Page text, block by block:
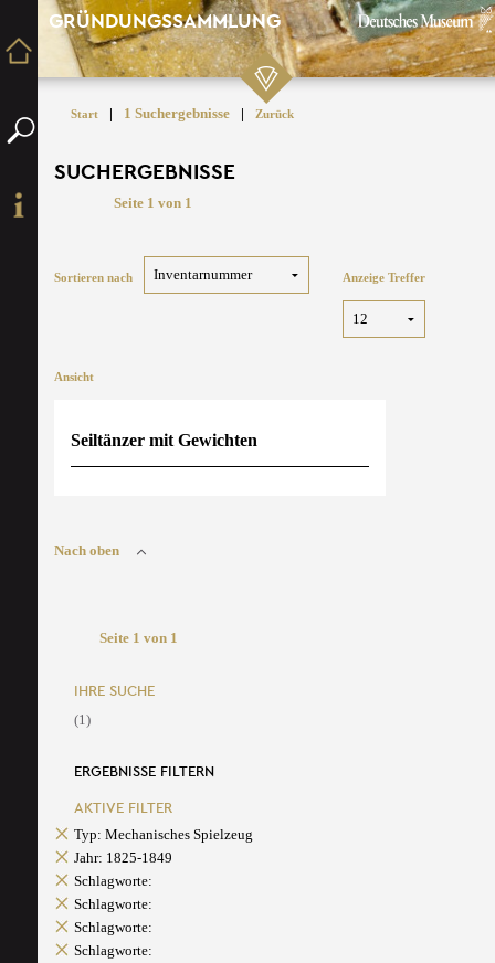
GRÜNDUNGSSAMMLUNG
Start | 1 Suchergebnisse | Zurück
SUCHERGEBNISSE
Seite 1 von 1
Sortieren nach Anzeige Treffer
Ansicht
Seiltänzer mit Gewichten
Nach oben
Seite 1 von 1
IHRE SUCHE
(1)
ERGEBNISSE FILTERN
AKTIVE FILTER
Typ: Mechanisches Spielzeug
Jahr: 1825-1849
Schlagworte:
Schlagworte:
Schlagworte:
Schlagworte: